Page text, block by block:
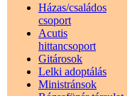
Házas/családos
csoport
Acutis
hittancsoport
Gitárosok
Lelki adoptálás
Ministránsok